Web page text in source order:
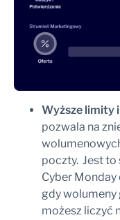
Wyższe limity
pozwala na
poczty. Jest to
Cyber
gdy wolumeny
możesz liczyć